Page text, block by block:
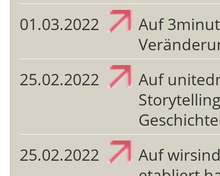
01.03.2022
Auf
25.02.2022
Auf
25.02.2022
Auf